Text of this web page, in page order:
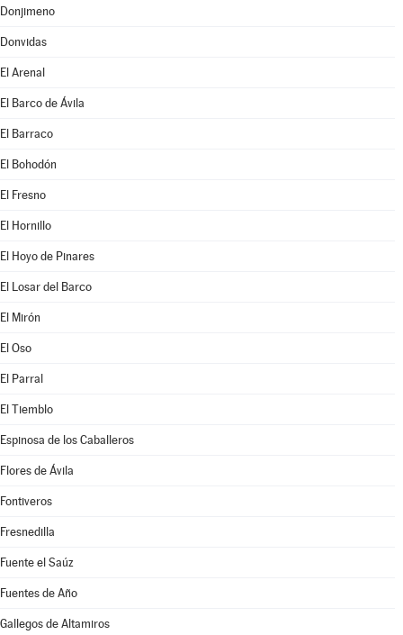
Donjimeno
Donvidas
El Arenal
El Barco de Ávila
El Barraco
El Bohodón
El Fresno
El Hornillo
El Hoyo de Pinares
El Losar del Barco
El Mirón
El Oso
El Parral
El Tiemblo
Espinosa de los Caballeros
Flores de Ávila
Fontiveros
Fresnedilla
Fuente el Saúz
Fuentes de Año
Gallegos de Altamiros